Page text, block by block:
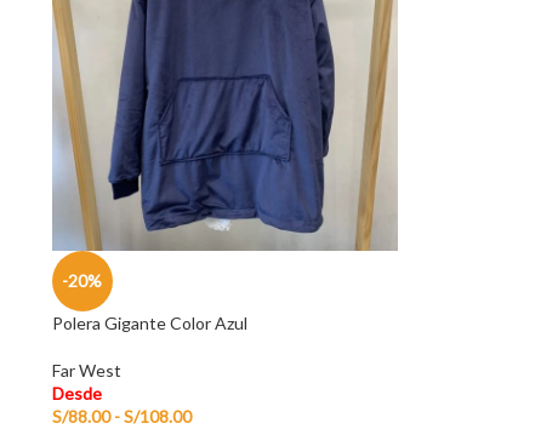
-20%
Polera Gigante Color Azul
Far West
Desde
S/88.00 - S/108.00